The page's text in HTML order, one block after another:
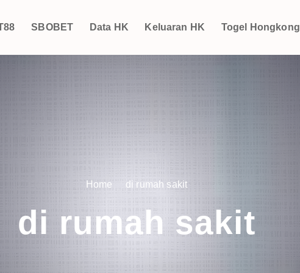
SBOBET Data HK Keluaran HK Togel Hongkong
Home di rumah sakit
di rumah sakit